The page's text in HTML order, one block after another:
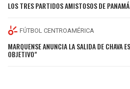
LOS TRES PARTIDOS AMISTOSOS DE
FÚTBOL CENTROAMÉRICA
MARQUENSE ANUNCIA LA SALIDA DE CHAVA
OBJETIVO"